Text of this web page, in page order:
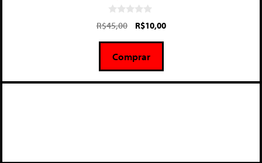
0
d
5
R$45,00 R$10,00
Comprar